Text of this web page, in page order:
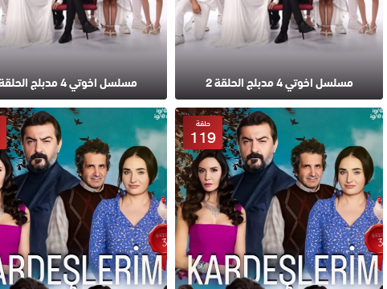
مسلسل اخوتي 4 مدبلج الحلقة 2 مسلسل اخوتي 4 مدبلج الحلقة 1
حلقة
119